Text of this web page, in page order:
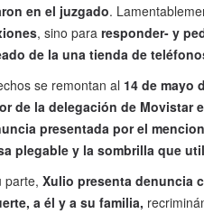
en el juzgado.
, sino para responder- y
de la una tienda de
se remontan al 14 de mayo
de la delegación de Movistar
presentada por el
plegable y la sombrilla que
parte, Xulio presenta denuncia
a él y a su familia,